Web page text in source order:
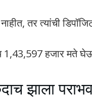
तर त्यांची
1,43,597 हजार मते
झाला